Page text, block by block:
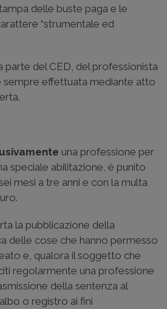
delle buste paga e le
“strumentale ed
parte del CED, del professionista
sempre effettuata mediante atto
una professione per
speciale abilitazione, è punito
mesi a tre anni e con la multa
la pubblicazione della
delle cose che hanno permesso
e, qualora il soggetto che
regolarmente una professione
della sentenza al
o registro ai fini